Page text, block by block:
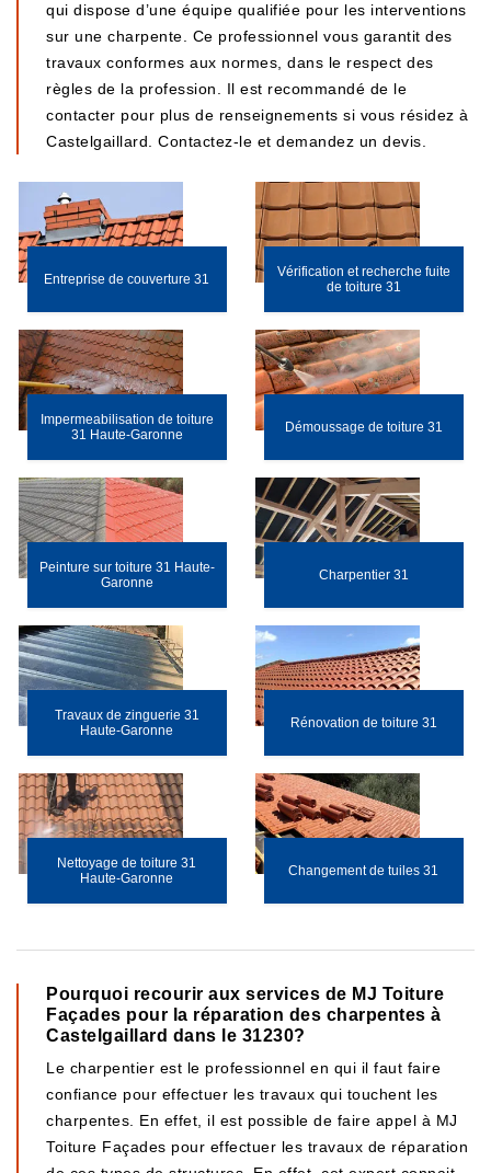
qui dispose d’une équipe qualifiée pour les interventions
sur une charpente. Ce professionnel vous garantit des
travaux conformes aux normes, dans le respect des
règles de la profession. Il est recommandé de le
contacter pour plus de renseignements si vous résidez à
Castelgaillard. Contactez-le et demandez un devis.
Entreprise de couverture 31
Vérification et recherche fuite
de toiture 31
Impermeabilisation de toiture
31 Haute-Garonne
Démoussage de toiture 31
Peinture sur toiture 31 Haute-
Garonne
Charpentier 31
Travaux de zinguerie 31
Haute-Garonne
Rénovation de toiture 31
Nettoyage de toiture 31
Haute-Garonne
Changement de tuiles 31
Pourquoi recourir aux services de MJ Toiture
Façades pour la réparation des charpentes à
Castelgaillard dans le 31230?
Le charpentier est le professionnel en qui il faut faire
confiance pour effectuer les travaux qui touchent les
charpentes. En effet, il est possible de faire appel à MJ
Toiture Façades pour effectuer les travaux de réparation